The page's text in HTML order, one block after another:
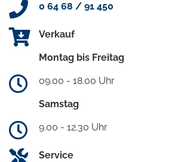
0 64 68 / 91 450
Verkauf
Montag bis Freitag
09.00 - 18.00 Uhr
Samstag
9.00 - 12.30 Uhr
Service